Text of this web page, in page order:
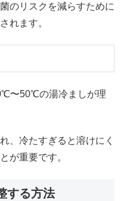
のリスクを減らすために
れます。
〜50℃の湯冷ましが理
、冷たすぎると溶けにく
が重要です。
する方法